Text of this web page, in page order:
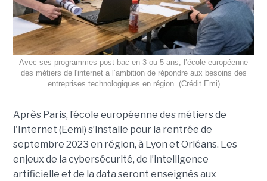
Avec ses programmes post-bac en 3 ou 5 ans, l’école européenne
des métiers de l'internet a l’ambition de répondre aux besoins des
entreprises technologiques en région. (Crédit Emi)
Après Paris, l’école européenne des métiers de
l'Internet (Eemi) s’installe pour la rentrée de
septembre 2023 en région, à Lyon et Orléans. Les
enjeux de la cybersécurité, de l’intelligence
artificielle et de la data seront enseignés aux